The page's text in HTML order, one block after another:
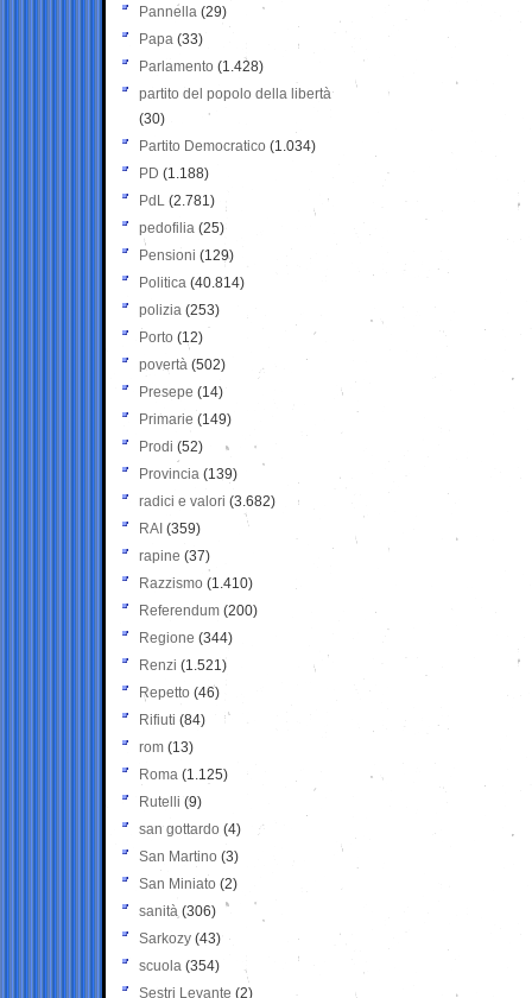
Pannella (29)
Papa (33)
Parlamento (1.428)
partito del popolo della libertà
(30)
Partito Democratico (1.034)
PD (1.188)
PdL (2.781)
pedofilia (25)
Pensioni (129)
Politica (40.814)
polizia (253)
Porto (12)
povertà (502)
Presepe (14)
Primarie (149)
Prodi (52)
Provincia (139)
radici e valori (3.682)
RAI (359)
rapine (37)
Razzismo (1.410)
Referendum (200)
Regione (344)
Renzi (1.521)
Repetto (46)
Rifiuti (84)
rom (13)
Roma (1.125)
Rutelli (9)
san gottardo (4)
San Martino (3)
San Miniato (2)
sanità (306)
Sarkozy (43)
scuola (354)
Sestri Levante (2)